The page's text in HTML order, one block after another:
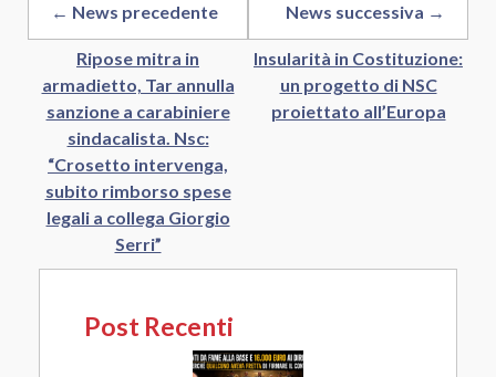
← News precedente
Ripose mitra in
armadietto, Tar annulla
sanzione a carabiniere
sindacalista. Nsc:
“Crosetto intervenga,
subito rimborso spese
legali a collega Giorgio
Serri”
News successiva →
Insularità in Costituzione:
un progetto di NSC
proiettato all’Europa
Post Recenti